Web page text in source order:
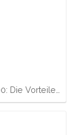
Die Vorteile…